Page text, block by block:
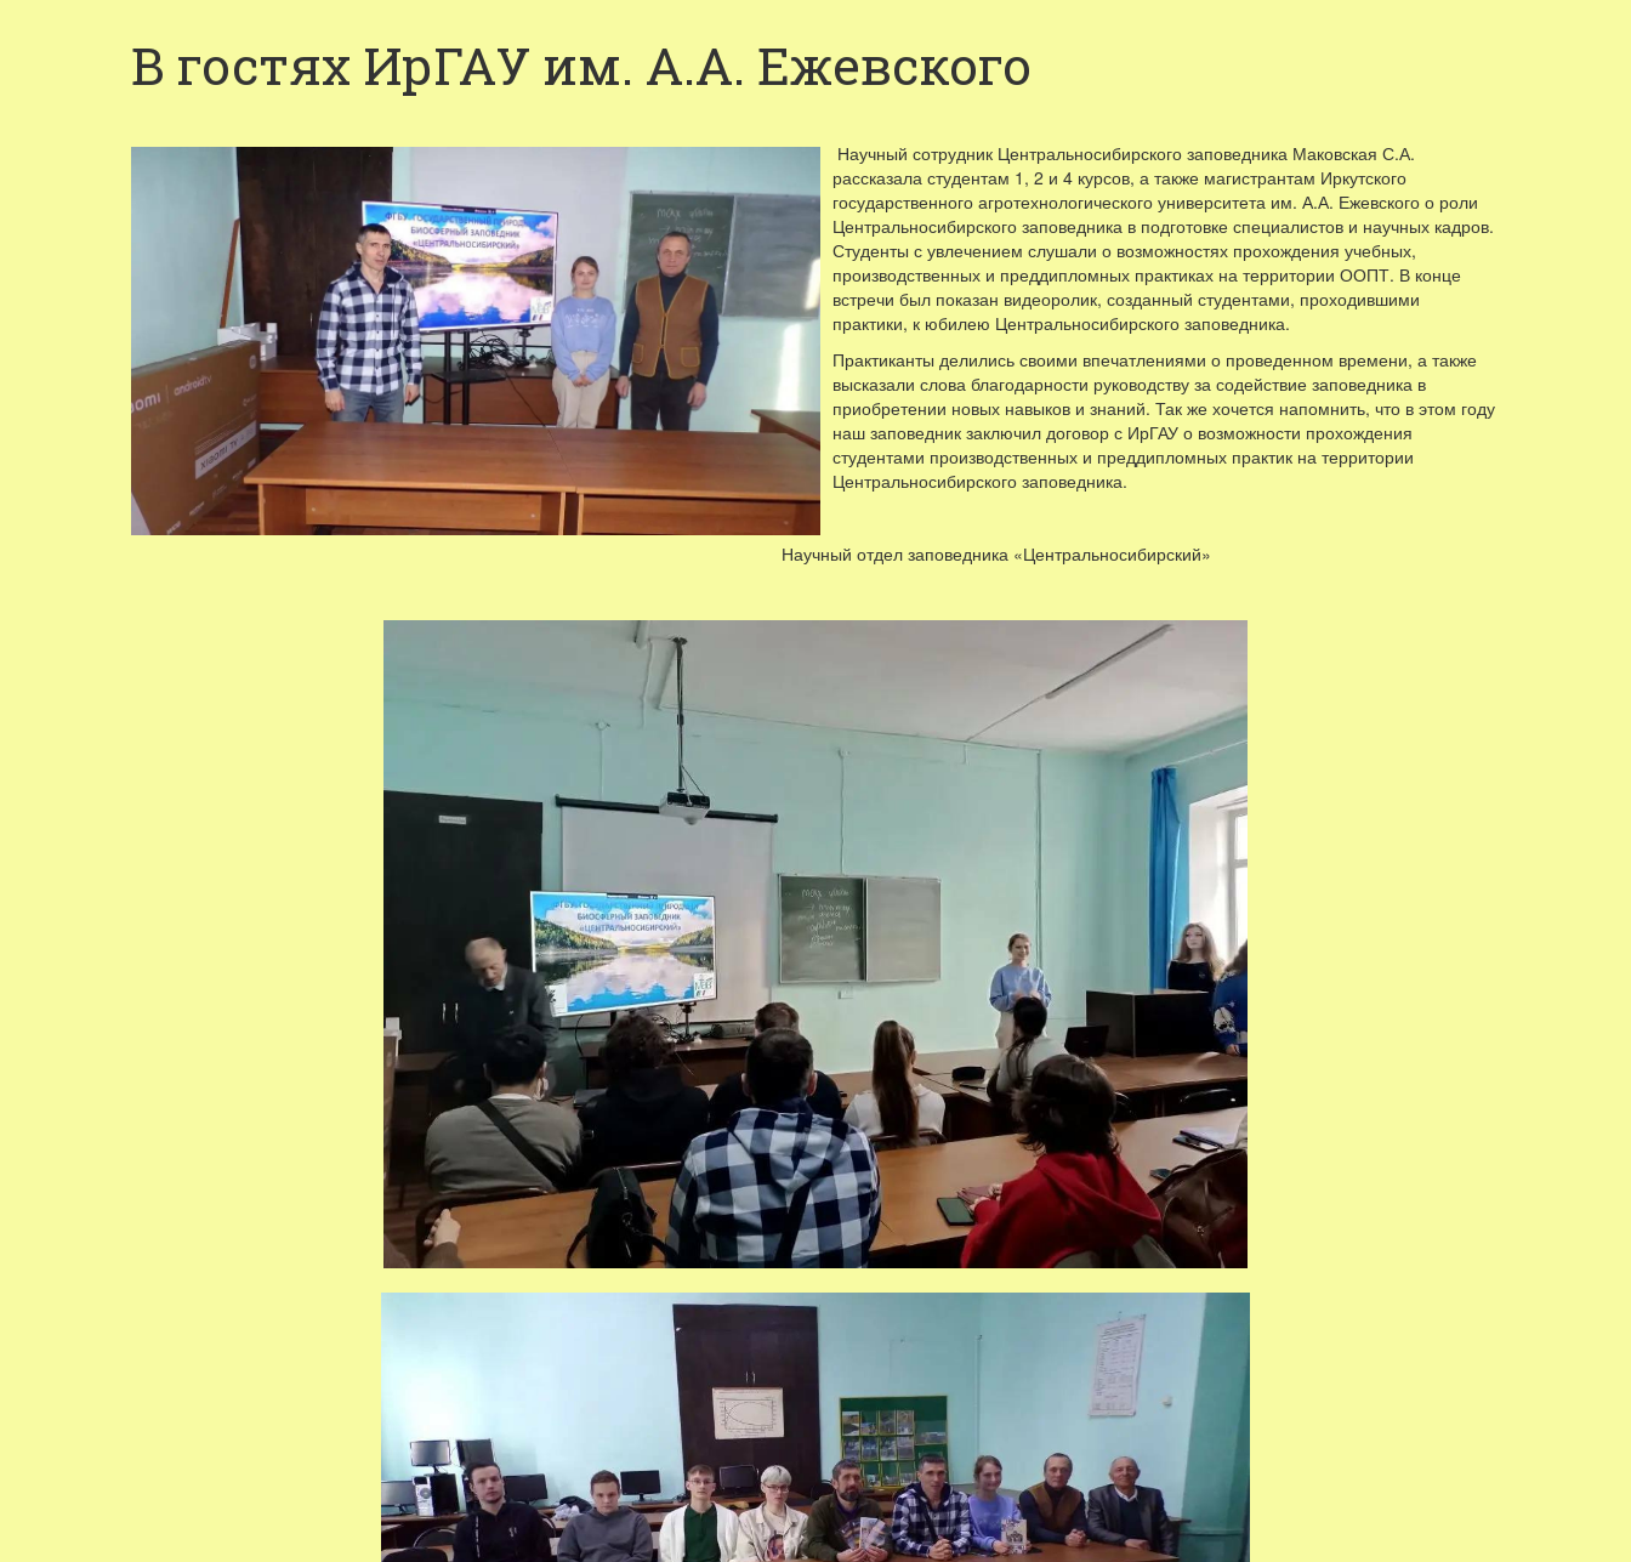
В гостях ИрГАУ им. А.А. Ежевского
Научный сотрудник Центральносибирского заповедника Маковская С.А.
рассказала студентам 1, 2 и 4 курсов, а также магистрантам Иркутского
государственного агротехнологического университета им. А.А. Ежевского о роли
Центральносибирского заповедника в подготовке специалистов и научных кадров.
Студенты с увлечением слушали о возможностях прохождения учебных,
производственных и преддипломных практиках на территории ООПТ. В конце
встречи был показан видеоролик, созданный студентами, проходившими
практики, к юбилею Центральносибирского заповедника.
Практиканты делились своими впечатлениями о проведенном времени, а также
высказали слова благодарности руководству за содействие заповедника в
приобретении новых навыков и знаний. Так же хочется напомнить, что в этом году
наш заповедник заключил договор с ИрГАУ о возможности прохождения
студентами производственных и преддипломных практик на территории
Центральносибирского заповедника.
Научный отдел заповедника «Центральносибирский»